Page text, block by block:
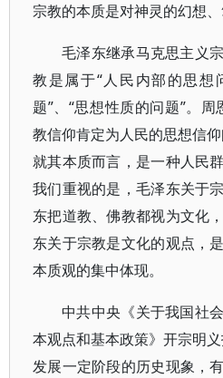
宗教的本质是对神灵的幻想、
毛泽东继承马克思主义
教是属于“人民内部的思想
题”、“思想性质的问题”。
教信仰肯定为人民的思想信
就其本质而言，是一种人民
我们重视的是，毛泽东关于
东把道教、佛教都视为文化
东关于宗教是文化的观点，
本质观的集中体现。
中共中央《关于我国社
本观点和基本政策》开宗明
发展一定阶段的历史现象，